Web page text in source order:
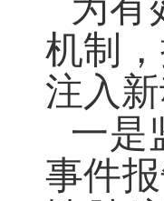
机制
注入新
一是
事件